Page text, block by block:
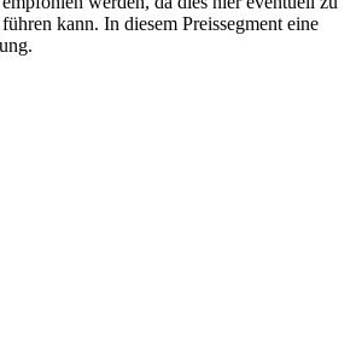
kann. In diesem Preissegment eine